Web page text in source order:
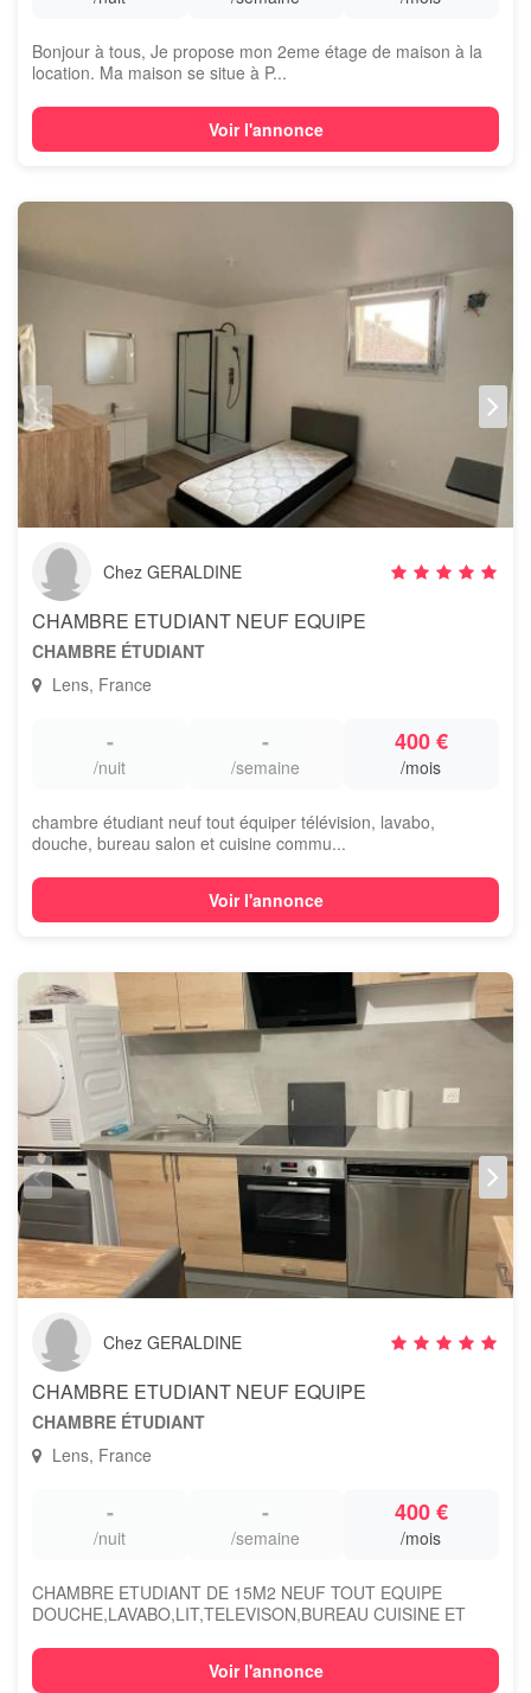
Bonjour à tous, Je propose mon 2eme étage de maison à la
location. Ma maison se situe à P...
Voir l'annonce
Chez GERALDINE
CHAMBRE ETUDIANT NEUF EQUIPE
CHAMBRE ÉTUDIANT
Lens, France
-
/nuit
-
/semaine
400 €
/mois
chambre étudiant neuf tout équiper télévision, lavabo,
douche, bureau salon et cuisine commu...
Voir l'annonce
Chez GERALDINE
CHAMBRE ETUDIANT NEUF EQUIPE
CHAMBRE ÉTUDIANT
Lens, France
-
/nuit
-
/semaine
400 €
/mois
CHAMBRE ETUDIANT DE 15M2 NEUF TOUT EQUIPE
DOUCHE,LAVABO,LIT,TELEVISON,BUREAU CUISINE ET
Voir l'annonce